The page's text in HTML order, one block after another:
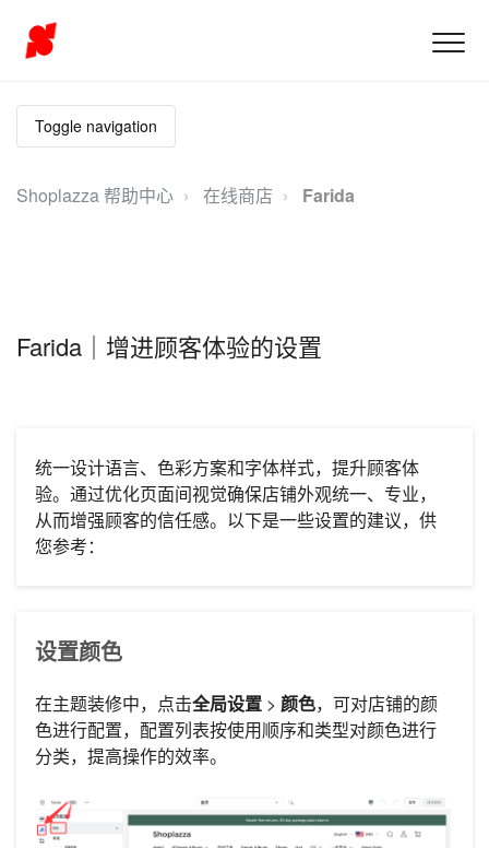
Toggle navigation
Shoplazza 帮助中心 在线商店 Farida
Farida｜增进顾客体验的设置
统一设计语言、色彩方案和字体样式，提升顾客体
验。通过优化页面间视觉确保店铺外观统一、专业，
从而增强顾客的信任感。以下是一些设置的建议，供
您参考：
设置颜色
在主题装修中，点击全局设置 > 颜色，可对店铺的颜
色进行配置，配置列表按使用顺序和类型对颜色进行
分类，提高操作的效率。